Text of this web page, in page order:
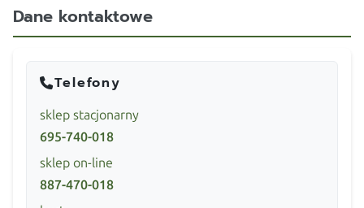
Dane kontaktowe
Telefony
sklep stacjonarny
695-740-018
sklep on-line
887-470-018